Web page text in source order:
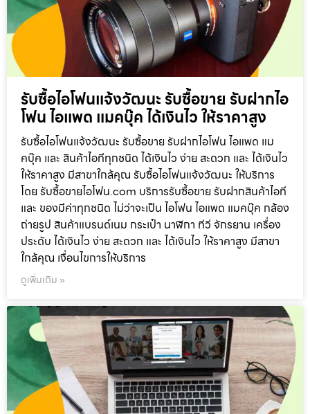
รับซื้อไอโฟนแจ้งวัฒนะ รับซื้อขาย รับฝากไอ
โฟน ไอแพด แมคบุ๊ค ได้เงินไว ให้ราคาสูง
รับซื้อไอโฟนแจ้งวัฒนะ รับซื้อขาย รับฝากไอโฟน ไอแพด แม
คบุ๊ค และ สินค้าไอทีทุกชนิด ได้เงินไว ง่าย สะดวก และ ได้เงินไว
ให้ราคาสูง มีสาขาใกล้คุณ รับซื้อไอโฟนแจ้งวัฒนะ ให้บริการ
โดย รับซื้อขายไอโฟน.com บริการรับซื้อขาย รับฝากสินค้าไอที
และ ของมีค่าทุกชนิด ไม่ว่าจะเป็น ไอโฟน ไอแพด แมคบุ๊ค กล้อง
ถ่ายรูป สินค้าแบรนด์เนม กระเป๋า นาฬิกา ทีวี จักรยาน เครื่อง
ประดับ ได้เงินไว ง่าย สะดวก และ ได้เงินไว ให้ราคาสูง มีสาขา
ใกล้คุณ เงื่อนไขการให้บริการ
ดูเพิ่มเติม »